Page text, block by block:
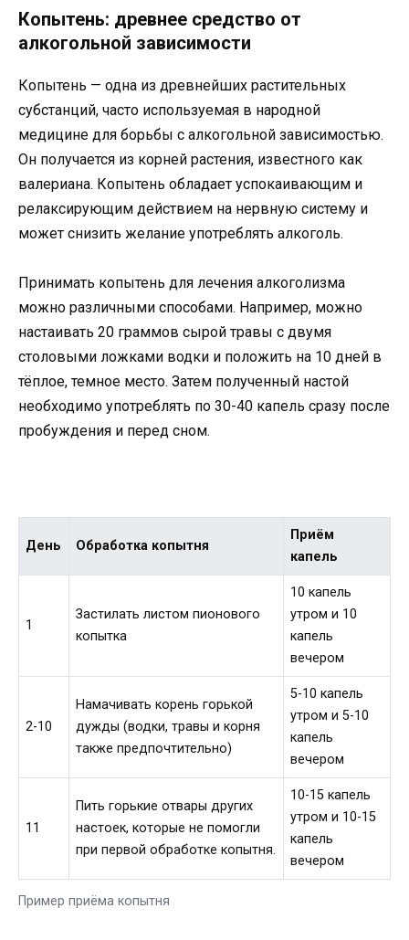
Копытень: древнее средство от
алкогольной зависимости
Копытень — одна из древнейших растительных
субстанций, часто используемая в народной
медицине для борьбы с алкогольной зависимостью.
Он получается из корней растения, известного как
валериана. Копытень обладает успокаивающим и
релаксирующим действием на нервную систему и
может снизить желание употреблять алкоголь.
Принимать копытень для лечения алкоголизма
можно различными способами. Например, можно
настаивать 20 граммов сырой травы с двумя
столовыми ложками водки и положить на 10 дней в
тёплое, темное место. Затем полученный настой
необходимо употреблять по 30-40 капель сразу после
пробуждения и перед сном.
Пример приёма копытня
День Обработка копытня
Приём
капель
1
Застилать листом пионового
копытка
10 капель
утром и 10
капель
вечером
2-10
Намачивать корень горькой
дужды (водки, травы и корня
также предпочтительно)
5-10 капель
утром и 5-10
капель
вечером
11
Пить горькие отвары других
настоек, которые не помогли
при первой обработке копытня.
10-15 капель
утром и 10-15
капель
вечером